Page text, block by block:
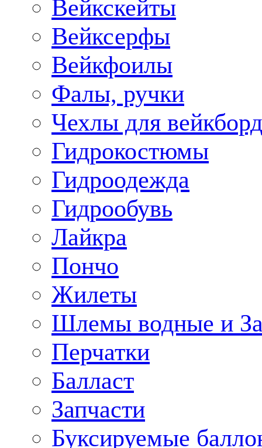
Вейкскейты
Вейксерфы
Вейкфоилы
Фалы, ручки
Чехлы для
Гидрокостюмы
Гидроодежда
Гидрообувь
Лайкра
Пончо
Жилеты
Шлемы водные и
Перчатки
Балласт
Запчасти
Буксируемые